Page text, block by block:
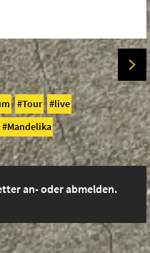
Tour
live
Mandelika
an- oder abmelden.